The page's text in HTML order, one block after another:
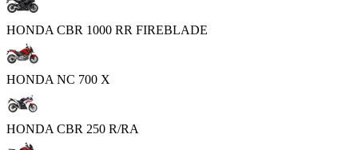
HONDA CBR 1000 RR FIREBLADE
HONDA NC 700 X
HONDA CBR 250 R/RA